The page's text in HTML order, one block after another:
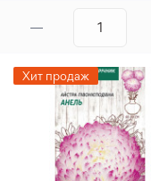
Хит продаж